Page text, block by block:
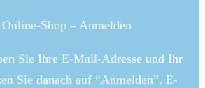
Shop – Anmelden
Sie Ihre E-Mail-Adresse und Ihr
Sie danach auf “Anmelden”. E-